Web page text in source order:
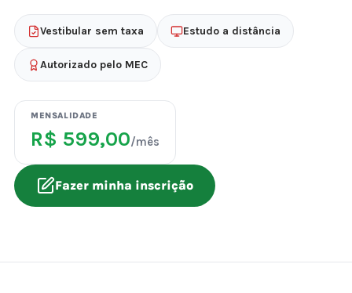
Vestibular sem taxa Estudo a distância
Autorizado pelo MEC
MENSALIDADE
R$ 599,00/mês
Fazer minha inscrição